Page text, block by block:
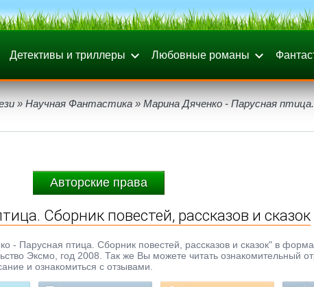
Детективы и триллеры Любовные романы
» Научная Фантастика » Марина Дяченко - Парусная
Авторские права
Сборник повестей, рассказов и сказок
- Парусная птица. Сборник повестей, рассказов и сказок" в
Эксмо, год 2008. Так же Вы можете читать ознакомительный
и ознакомиться с отзывами.